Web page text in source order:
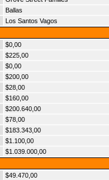
Ballas
Los Santos Vagos
$0,00
$225,00
$0,00
$200,00
$28,00
$160,00
$200.640,00
$78,00
$183.343,00
$1.100,00
$1.039.000,00
$49.470,00